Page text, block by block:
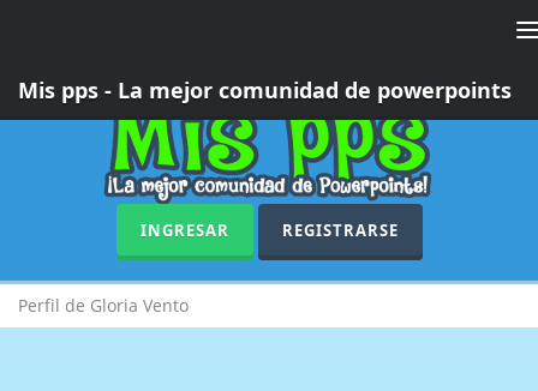
Mis pps - La mejor comunidad de powerpoints
INGRESAR REGISTRARSE
Perfil de Gloria Vento